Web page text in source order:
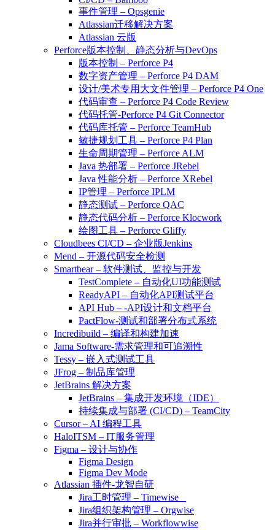
事件管理 – Opsgenie
Atlassian迁移解决方案
Atlassian 云版
Perforce版本控制、静态分析与DevOps
版本控制 – Perforce P4
数字资产管理 – Perforce P4 DAM
设计/美术专用大文件管理 – Perforce P4 One
代码审查 – Perforce P4 Code Review
代码托管-Perforce P4 Git Connector
代码库托管 – Perforce TeamHub
敏捷规划工具 – Perforce P4 Plan
生命周期管理 – Perforce ALM
Java 热部署 – Perforce JRebel
Java 性能分析 – Perforce XRebel
IP管理 – Perforce IPLM
静态测试 – Perforce QAC
静态代码分析 – Perforce Klocwork
绘图工具 – Perforce Gliffy
Cloudbees CI/CD – 企业版Jenkins
Mend – 开源代码安全检测
Smartbear – 软件测试、监控与开发
TestComplete – 自动化UI功能测试
ReadyAPI – 自动化API测试平台
API Hub – -API设计和文档平台
PactFlow-测试和部署分布式系统
Incredibuild – 编译和构建加速
Jama Software-需求管理和可追溯性
Tessy – 嵌入式测试工具
JFrog – 制品库管理
JetBrains 解决方案
JetBrains – 集成开发环境（IDE）
持续集成与部署 (CI/CD) – TeamCity
Cursor – AI 编程工具
HaloITSM – IT服务管理
Figma – 设计与协作
Figma Design
Figma Dev Mode
Atlassian 插件-龙智自研
Jira工时管理 – Timewise
Jira组织架构管理 – Orgwise
Jira并行审批 – Workflowwise